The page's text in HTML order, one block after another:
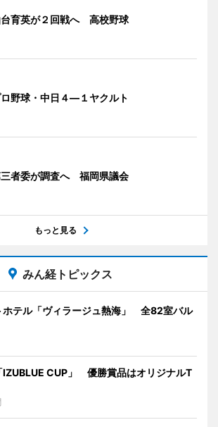
育英が２回戦へ 高校野球
野球・中日４―１ヤクルト
者委が調査へ 福岡県議会
もっと見る
みん経トピックス
ホテル「ヴィラージュ熱海」 全82室バル
IZUBLUE CUP」 優勝賞品はオリジナルT